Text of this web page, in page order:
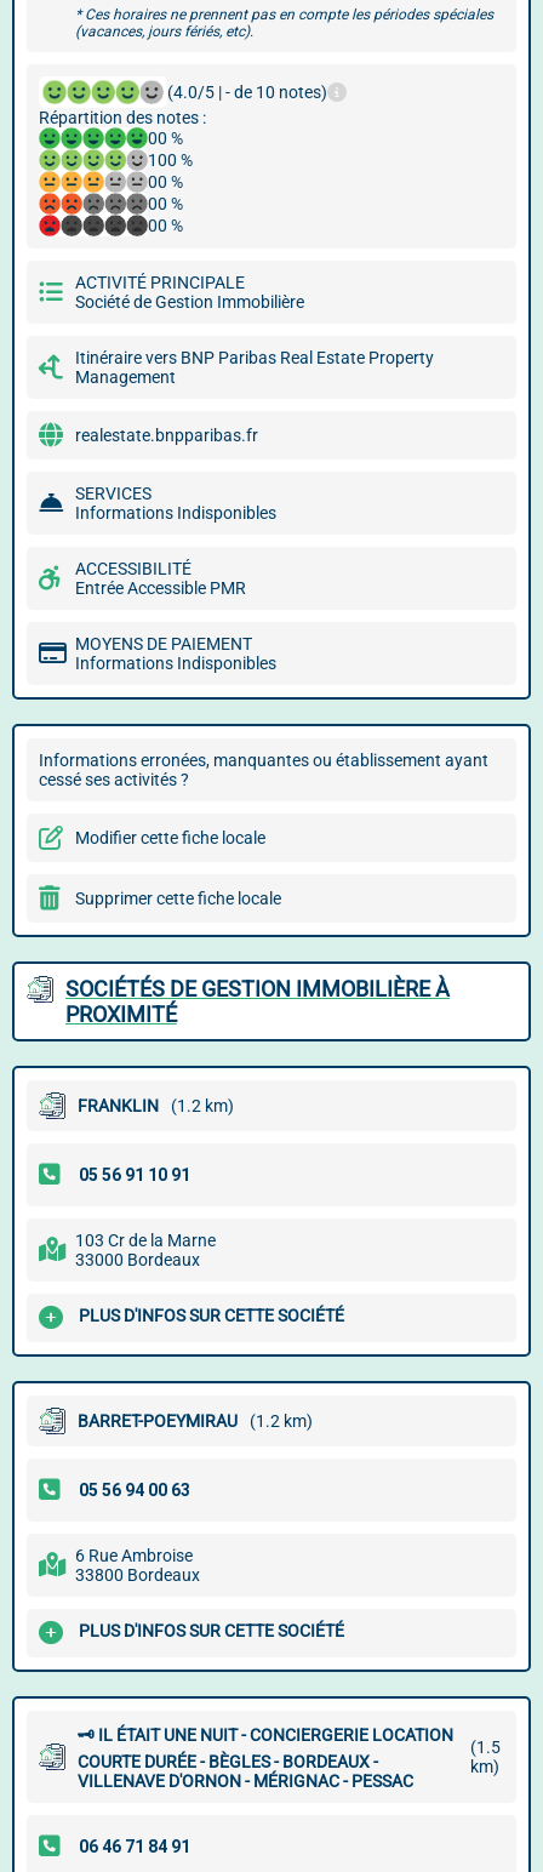
* Ces horaires ne prennent pas en compte les périodes spéciales
(vacances, jours fériés, etc).
(4.0/5 | - de 10 notes)
Répartition des notes :
00 %
100 %
00 %
00 %
00 %
ACTIVITÉ PRINCIPALE
Société de Gestion Immobilière
Itinéraire vers BNP Paribas Real Estate Property
Management
realestate.bnpparibas.fr
SERVICES
Informations Indisponibles
ACCESSIBILITÉ
Entrée Accessible PMR
MOYENS DE PAIEMENT
Informations Indisponibles
Informations erronées, manquantes ou établissement ayant
cessé ses activités ?
Modifier cette fiche locale
Supprimer cette fiche locale
SOCIÉTÉS DE GESTION IMMOBILIÈRE À
PROXIMITÉ
FRANKLIN (1.2 km)
103 Cr de la Marne
33000 Bordeaux
PLUS D'INFOS SUR CETTE SOCIÉTÉ
BARRET-POEYMIRAU (1.2 km)
6 Rue Ambroise
33800 Bordeaux
PLUS D'INFOS SUR CETTE SOCIÉTÉ
🗝️ IL ÉTAIT UNE NUIT - CONCIERGERIE LOCATION
COURTE DURÉE - BÈGLES - BORDEAUX -
VILLENAVE D'ORNON - MÉRIGNAC - PESSAC
(1.5
km)